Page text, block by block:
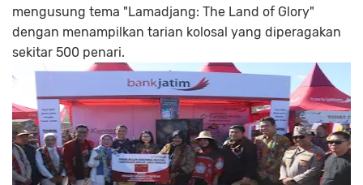
mengusung tema "Lamadjang: The Land of Glory"
dengan menampilkan tarian kolosal yang diperagakan
sekitar 500 penari.